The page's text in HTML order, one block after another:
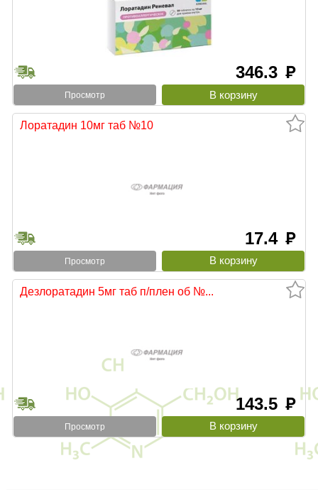
346.3 руб
Просмотр
Лоратадин 10мг таб №10
17.4 руб
Просмотр
Дезлоратадин 5мг таб п/плен об №...
143.5 руб
Просмотр